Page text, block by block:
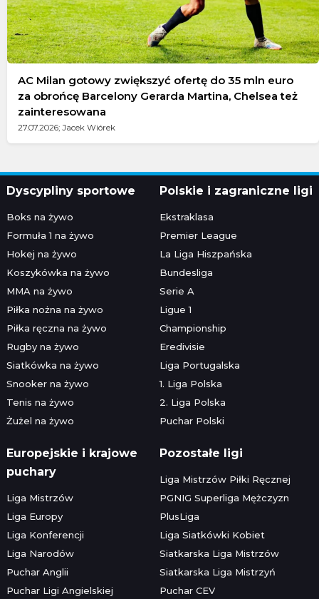
AC Milan gotowy zwiększyć ofertę do 35 mln euro
za obrońcę Barcelony Gerarda Martina, Chelsea też
zainteresowana
27.07.2026; Jacek Wiórek
Dyscypliny sportowe
Boks na żywo
Formuła 1 na żywo
Hokej na żywo
Koszykówka na żywo
MMA na żywo
Piłka nożna na żywo
Piłka ręczna na żywo
Rugby na żywo
Siatkówka na żywo
Snooker na żywo
Tenis na żywo
Żużel na żywo
Polskie i zagraniczne ligi
Ekstraklasa
Premier League
La Liga Hiszpańska
Bundesliga
Serie A
Ligue 1
Championship
Eredivisie
Liga Portugalska
1. Liga Polska
2. Liga Polska
Puchar Polski
Europejskie i krajowe
puchary
Liga Mistrzów
Liga Europy
Liga Konferencji
Liga Narodów
Puchar Anglii
Puchar Ligi Angielskiej
Pozostałe ligi
Liga Mistrzów Piłki Ręcznej
PGNIG Superliga Mężczyzn
PlusLiga
Liga Siatkówki Kobiet
Siatkarska Liga Mistrzów
Siatkarska Liga Mistrzyń
Puchar CEV